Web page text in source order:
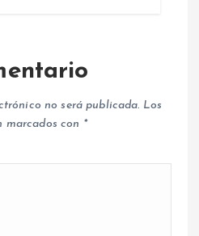
no será publicada. Los
marcados con *